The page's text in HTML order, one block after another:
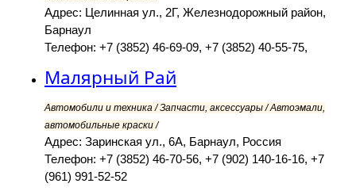
Адрес: Целинная ул., 2Г, Железнодорожный район,
Барнаул
Телефон: +7 (3852) 46-69-09, +7 (3852) 40-55-75,
Малярный Рай
Автомобили и техника / Запчасти, аксессуары / Автоэмали,
автомобильные краски /
Адрес: Заринская ул., 6А, Барнаул, Россия
Телефон: +7 (3852) 46-70-56, +7 (902) 140-16-16, +7
(961) 991-52-52